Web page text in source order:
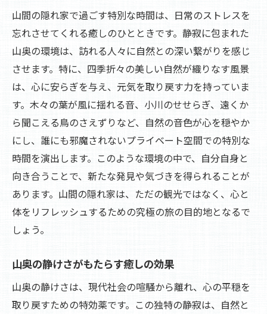
山間の隠れ家で過ごす特別な時間は、日常のストレスを
忘れさせてくれる癒しのひとときです。静寂に包まれた
山奥の環境は、訪れる人々に自然との深い繋がりを感じ
させます。特に、四季折々の美しい自然が織りなす風景
は、心に安らぎを与え、元気を取り戻す力を持っていま
す。木々の葉が風に揺れる音、小川のせせらぎ、遠くか
ら聞こえる鳥のさえずりなど、自然の音色が心を穏やか
にし、誰にも邪魔されないプライベート空間での特別な
時間を演出します。このような環境の中で、自分自身と
向き合うことで、新たな発見や気づきを得られることが
あります。山間の隠れ家は、ただの観光ではなく、心と
体をリフレッシュするための究極の旅の目的地となるで
しょう。
山奥の静けさがもたらす癒しの効果
山奥の静けさは、現代社会の喧騒から離れ、心の平穏を
取り戻すための特効薬です。この独特の静寂は、自然と